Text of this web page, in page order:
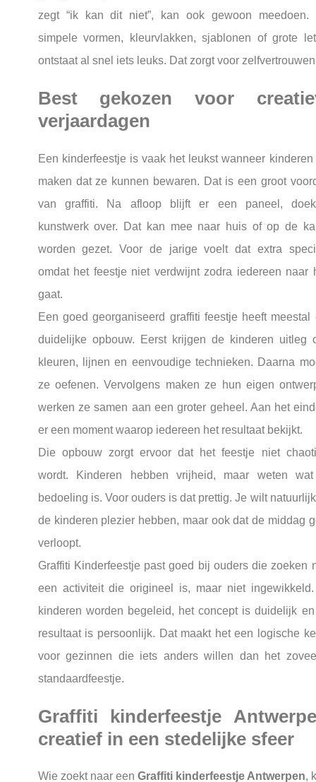
zegt “ik kan dit niet”, kan ook gewoon meedoen.
simpele vormen, kleurvlakken, sjablonen of grote
ontstaat al snel iets leuks. Dat zorgt voor
Best gekozen voor
verjaardagen
Een kinderfeestje is vaak het leukst wanneer kinderen
maken dat ze kunnen bewaren. Dat is een groot
van graffiti. Na afloop blijft er een paneel,
kunstwerk over. Dat kan mee naar huis of op de
worden gezet. Voor de jarige voelt dat extra
omdat het feestje niet verdwijnt zodra iedereen naar
gaat.
Een goed georganiseerd graffiti feestje heeft meestal
duidelijke opbouw. Eerst krijgen de kinderen uitleg
kleuren, lijnen en eenvoudige technieken. Daarna
ze oefenen. Vervolgens maken ze hun eigen
werken ze samen aan een groter geheel. Aan het
er een moment waarop iedereen het resultaat bekijkt.
Die opbouw zorgt ervoor dat het feestje niet
wordt. Kinderen hebben vrijheid, maar weten
bedoeling is. Voor ouders is dat prettig. Je wilt
de kinderen plezier hebben, maar ook dat de middag
verloopt.
Graffiti Kinderfeestje past goed bij ouders die zoeken
een activiteit die origineel is, maar niet
kinderen worden begeleid, het concept is duidelijk
resultaat is persoonlijk. Dat maakt het een logische
voor gezinnen die iets anders willen dan het
standaardfeestje.
Graffiti kinderfeestje
creatief in een stedelijke sfeer
Wie zoekt naar een Graffiti kinderfeestje Antwerpen,